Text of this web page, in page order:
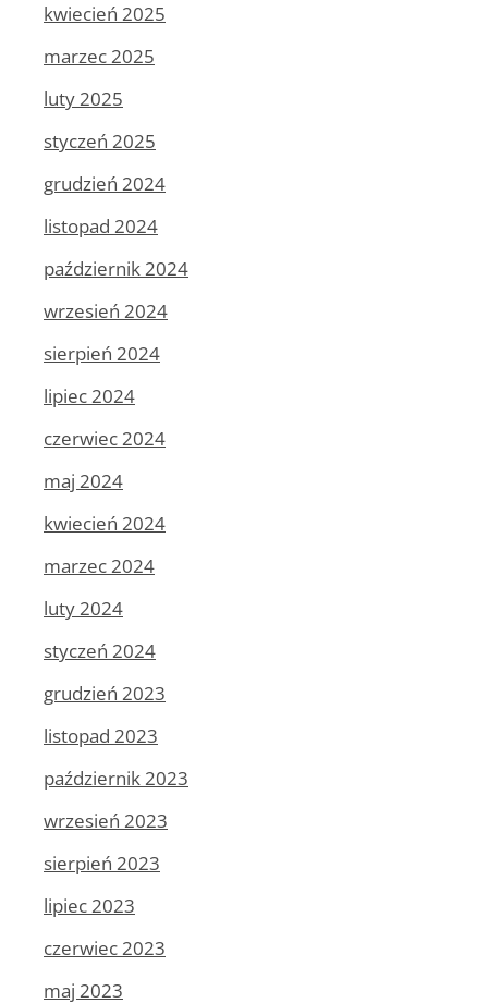
kwiecień 2025
marzec 2025
luty 2025
styczeń 2025
grudzień 2024
listopad 2024
październik 2024
wrzesień 2024
sierpień 2024
lipiec 2024
czerwiec 2024
maj 2024
kwiecień 2024
marzec 2024
luty 2024
styczeń 2024
grudzień 2023
listopad 2023
październik 2023
wrzesień 2023
sierpień 2023
lipiec 2023
czerwiec 2023
maj 2023